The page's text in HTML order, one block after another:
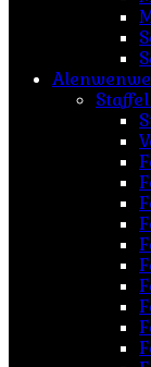
Staffel